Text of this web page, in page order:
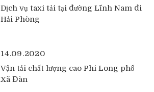
Dịch vụ taxi tải tại đường Lĩnh Nam đi
Hải Phòng
14.09.2020
Vận tải chất lượng cao Phi Long phố
Xã Đàn